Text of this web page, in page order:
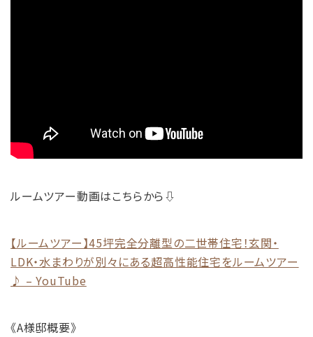
ルームツアー動画はこちらから⇩
【ルームツアー】45坪完全分離型の二世帯住宅！玄関・
LDK・水まわりが別々にある超高性能住宅をルームツアー
♪ – YouTube
《A様邸概要》